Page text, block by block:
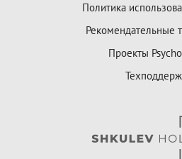
Политика
Рекомендательные
Проекты